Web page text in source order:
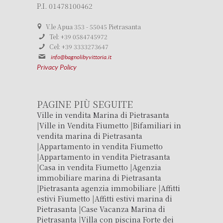
P.I. 01478100462
V.le Apua 353 - 55045 Pietrasanta
Tel: +39 0584745972
Cel: +39 3333273647
info@bagnolibyvittoria.it
Privacy Policy
PAGINE PIÙ SEGUITE
Ville in vendita Marina di Pietrasanta
|Ville in Vendita Fiumetto |Bifamiliari in
vendita marina di Pietrasanta
|Appartamento in vendita Fiumetto
|Appartamento in vendita Pietrasanta
|Casa in vendita Fiumetto |Agenzia
immobiliare marina di Pietrasanta
|Pietrasanta agenzia immobiliare |Affitti
estivi Fiumetto |Affitti estivi marina di
Pietrasanta |Case Vacanza Marina di
Pietrasanta |Villa con piscina Forte dei